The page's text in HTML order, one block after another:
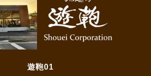
遊鞄01